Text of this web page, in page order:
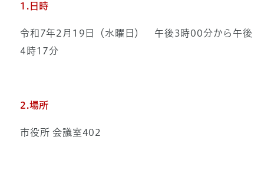
1.日時
令和7年2月19日（水曜日） 午後3時00分から午後
4時17分
2.場所
市役所 会議室402